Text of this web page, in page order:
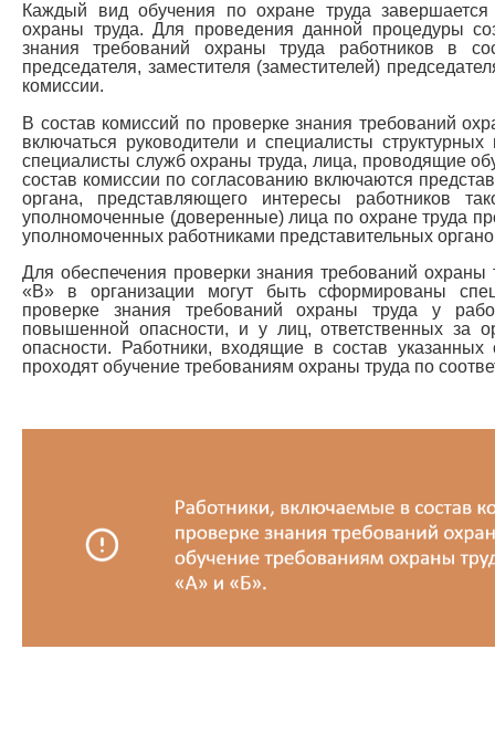
Каждый вид обучения по охране труда завершается
охраны труда. Для проведения данной процедуры
знания требований охраны труда работников в
председателя, заместителя (заместителей)
комиссии.
В состав комиссий по проверке знания требований
включаться руководители и специалисты
специалисты служб охраны труда, лица, проводящие
состав комиссии по согласованию включаются
органа, представляющего интересы работников
уполномоченные (доверенные) лица по охране труда
уполномоченных работниками представительных
Для обеспечения проверки знания требований охраны
«В» в организации могут быть сформированы
проверке знания требований охраны труда у
повышенной опасности, и у лиц, ответственных за
опасности. Работники, входящие в состав указанных
проходят обучение требованиям охраны труда по